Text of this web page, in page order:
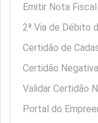
Emitir Nota Fiscal
2ª Via de Débito
Certidão de
Certidão
Validar Certidão
Portal do